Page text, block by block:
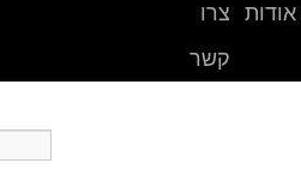
אודות
צרו
קשר